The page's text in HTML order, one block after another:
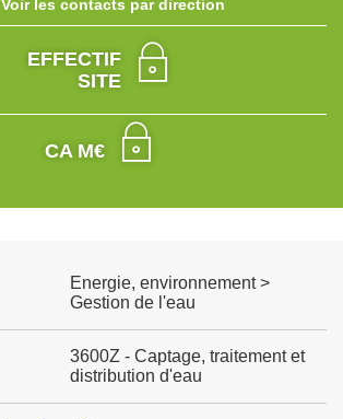
Voir les contacts par direction
EFFECTIF
SITE
CA M€
Energie, environnement >
Gestion de l'eau
3600Z - Captage, traitement et
distribution d'eau